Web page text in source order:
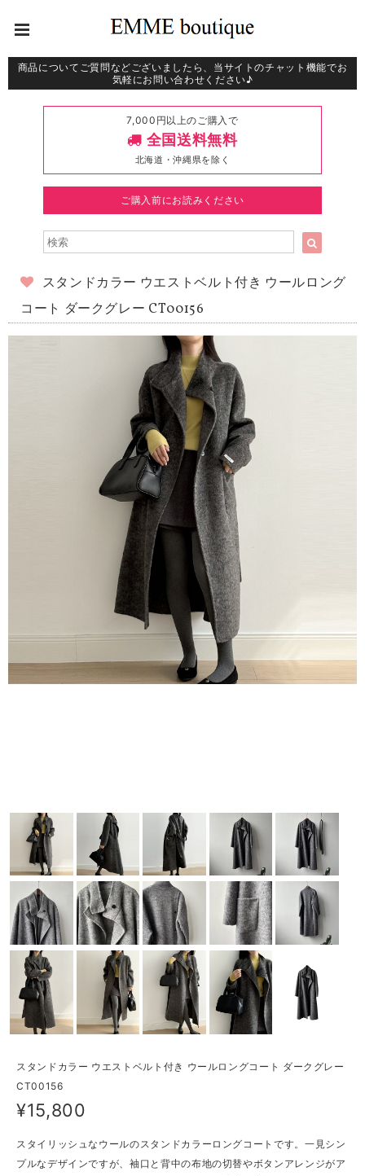
商品についてご質問などございましたら、当サイトのチャット機能でお
気軽にお問い合わせください♪
7,000円以上のご購入で
全国送料無料
北海道・沖縄県を除く
ご購入前にお読みください
スタンドカラー ウエストベルト付き ウールロング
コート ダークグレー CT00156
スタンドカラー ウエストベルト付き ウールロングコート ダークグレー
CT00156
¥15,800
スタイリッシュなウールのスタンドカラーロングコートです。一見シン
プルなデザインですが、袖口と背中の布地の切替やボタンアレンジがア